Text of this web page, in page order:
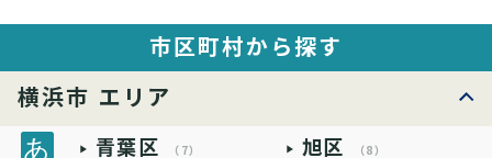
市区町村から探す
横浜市 エリア
青葉区 （7） 旭区 （8）